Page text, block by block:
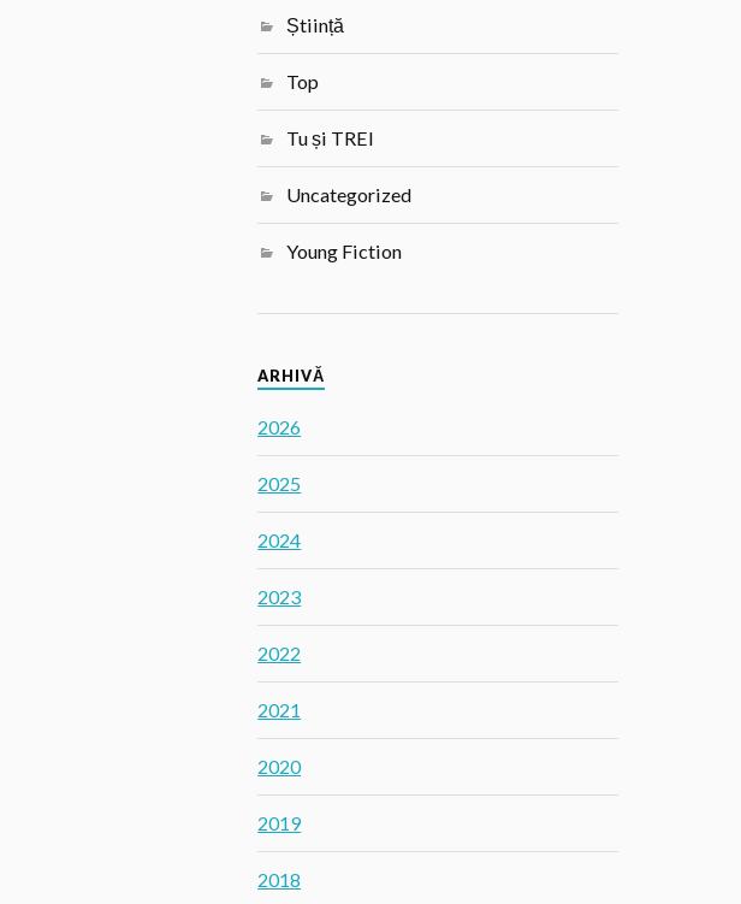
Știință
Top
Tu și TREI
Uncategorized
Young Fiction
ARHIVĂ
2026
2025
2024
2023
2022
2021
2020
2019
2018